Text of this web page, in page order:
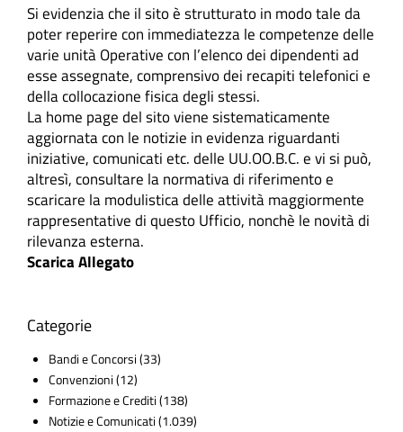
Si evidenzia che il sito è strutturato in modo tale da
poter reperire con immediatezza le competenze delle
varie unità Operative con l’elenco dei dipendenti ad
esse assegnate, comprensivo dei recapiti telefonici e
della collocazione fisica degli stessi.
La home page del sito viene sistematicamente
aggiornata con le notizie in evidenza riguardanti
iniziative, comunicati etc. delle UU.OO.B.C. e vi si può,
altresì, consultare la normativa di riferimento e
scaricare la modulistica delle attività maggiormente
rappresentative di questo Ufficio, nonchè le novità di
rilevanza esterna.
Scarica Allegato
Categorie
Bandi e Concorsi(33)
Convenzioni(12)
Formazione e Crediti(138)
Notizie e Comunicati(1.039)